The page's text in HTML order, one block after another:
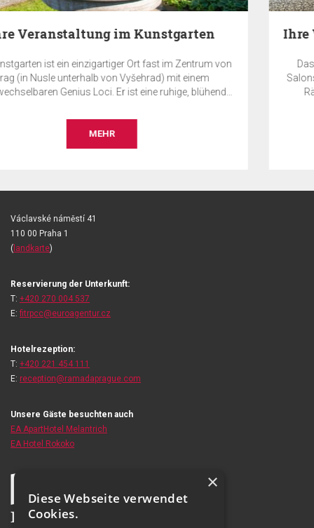
Das Restaurant, der Konferenzsaal und die
Salons des Hotels Ramada Prague City Centre bieten
Räumlichkeiten für Ihre privaten und geschäftlichen
Václavské náměstí 41
110 00 Praha 1
( landkarte)
Reservierung der Unterkunft:
T: +420 270 004 537
E: fitrpcc@euroagentur.cz
Hotelrezeption:
T: +420 221 454 111
E: reception@ramadaprague.com
Unsere Gäste besuchten auch
EA ApartHotel Melantrich
EA Hotel Rokoko
×
Diese Webseite verwendet
Cookies.